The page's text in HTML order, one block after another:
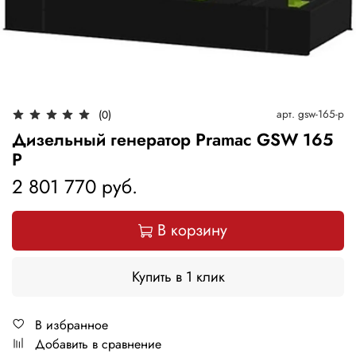
(0) арт. gsw-165-p
Дизельный генератор Pramac GSW 165
P
2 801 770 руб.
В корзину
Купить в 1 клик
В избранное
Добавить в сравнение